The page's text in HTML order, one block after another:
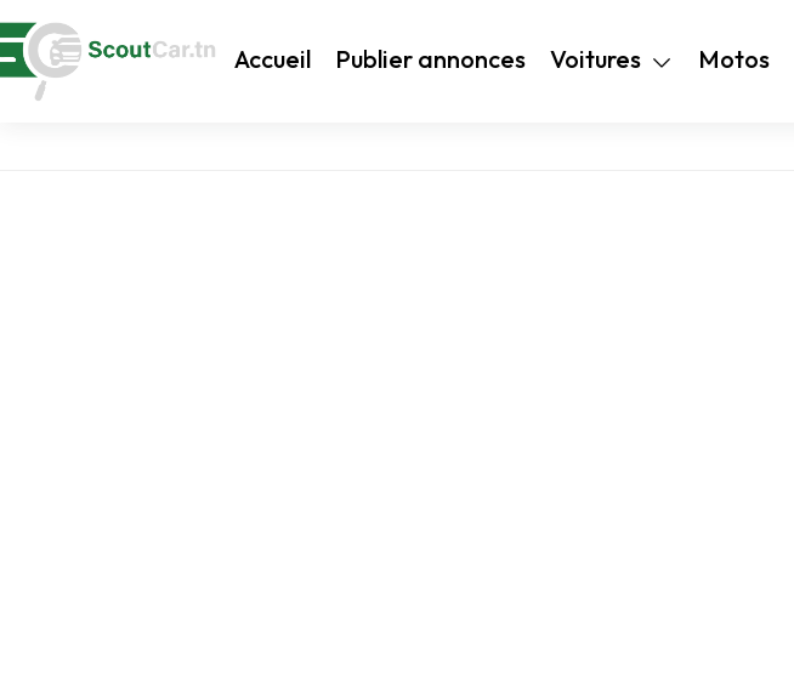
Accueil Publier annonces Voitures Motos